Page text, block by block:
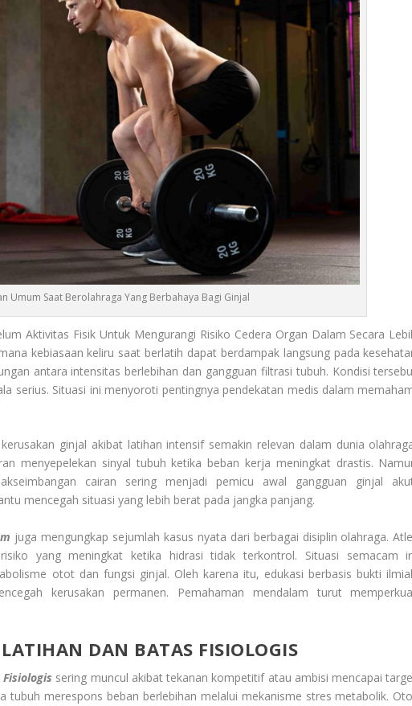
Umum Saat Berolahraga Yang Berbahaya Bagi Ginjal
Aktivitas Fisik Untuk Mengurangi Risiko Cedera Organ Dalam Secara
kebiasaan keliru saat berlatih dapat berdampak langsung pada
antara intensitas berlebihan dan gangguan filtrasi tubuh. Kondisi
serius. Situasi ini menyoroti pentingnya pendekatan medis dalam
ginjal akibat latihan intensif semakin relevan dalam dunia
menyepelekan sinyal tubuh ketika beban kerja meningkat drastis.
cairan sering menjadi pemicu awal gangguan ginjal
mencegah situasi yang lebih berat pada jangka panjang.
juga mengungkap sejumlah kasus nyata dari berbagai disiplin olahraga.
yang meningkat ketika hidrasi tidak terkontrol. Situasi semacam
otot dan fungsi ginjal. Oleh karena itu, edukasi berbasis bukti
kerusakan permanen. Pemahaman mendalam turut
DAN BATAS FISIOLOGIS
sering muncul akibat tekanan kompetitif atau ambisi mencapai
tubuh merespons beban berlebihan melalui mekanisme stres metabolik.